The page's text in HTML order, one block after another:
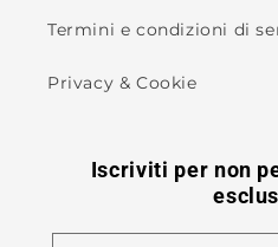
Termini e condizioni di
Privacy & Cookie
Iscriviti per non